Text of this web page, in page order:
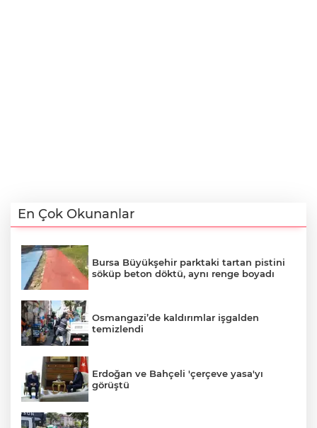
En Çok Okunanlar
Bursa Büyükşehir parktaki tartan pistini
söküp beton döktü, aynı renge boyadı
Osmangazi’de kaldırımlar işgalden
temizlendi
Erdoğan ve Bahçeli 'çerçeve yasa'yı
görüştü